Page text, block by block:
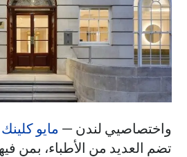
واختصاصيي لندن — مايو
تضم العديد من الأطباء، بمن